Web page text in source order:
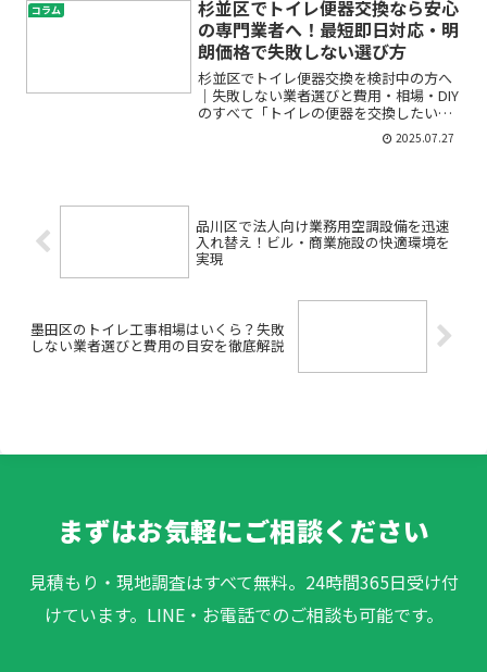
安…」――このような悩みをお...
コラム
杉並区でトイレ便器交換なら安心
の専門業者へ！最短即日対応・明
朗価格で失敗しない選び方
杉並区でトイレ便器交換を検討中の方へ
｜失敗しない業者選びと費用・相場・DIY
のすべて「トイレの便器を交換したいけ
れど、費用がどれくらいかかるのか不
安」「業者選びで失敗したくない」「自
2025.07.27
品川区で法人向け業務用空調設備を迅速
入れ替え！ビル・商業施設の快適環境を
実現
墨田区のトイレ工事相場はいくら？失敗
しない業者選びと費用の目安を徹底解説
まずはお気軽にご相談ください
見積もり・現地調査はすべて無料。24時間365日受け付
けています。LINE・お電話でのご相談も可能です。